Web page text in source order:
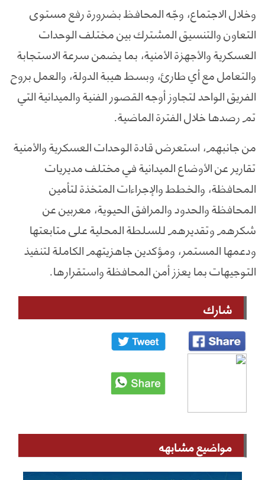
وخلال الاجتماع، وجّه المحافظ بضرورة رفع مستوى
التعاون والتنسيق المشترك بين مختلف الوحدات
العسكرية والأجهزة الأمنية، بما يضمن سرعة الاستجابة
والتعامل مع أي طارئ، وبسط هيبة الدولة، والعمل بروح
الفريق الواحد لتجاوز أوجه القصور الفنية والميدانية التي
تم رصدها خلال الفترة الماضية.
من جانبهم، استعرض قادة الوحدات العسكرية والأمنية
تقارير عن الأوضاع الميدانية في مختلف مديريات
المحافظة، والخطط والإجراءات المتخذة لتأمين
المحافظة والحدود والمرافق الحيوية، معربين عن
شكرهم وتقديرهم للسلطة المحلية على متابعتها
ودعمها المستمر، ومؤكدين جاهزيتهم الكاملة لتنفيذ
التوجيهات بما يعزز أمن المحافظة واستقرارها.
شارك
مواضيع مشابهه